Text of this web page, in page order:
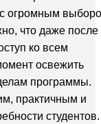
огромным
что даже после
ко всем
освежить
программы.
практичным и
студентов.